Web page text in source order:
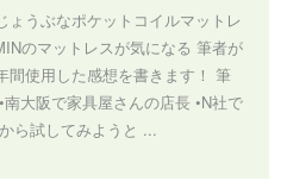
ょうぶなポケットコイルマットレ
のマットレスが気になる 筆者が
間使用した感想を書きます！ 筆
南大阪で家具屋さんの店長 •N社で
ら試してみようと ...